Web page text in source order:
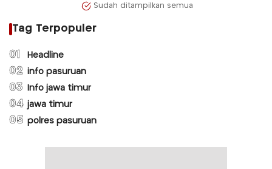
Sudah ditampilkan semua
Tag Terpopuler
01 Headline
02 info pasuruan
03 Info jawa timur
04 jawa timur
05 polres pasuruan